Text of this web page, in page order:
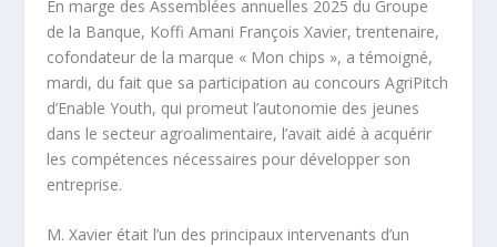
En marge des Assemblées annuelles 2025 du Groupe
de la Banque, Koffi Amani François Xavier, trentenaire,
cofondateur de la marque « Mon chips », a témoigné,
mardi, du fait que sa participation au concours AgriPitch
d’Enable Youth, qui promeut l’autonomie des jeunes
dans le secteur agroalimentaire, l’avait aidé à acquérir
les compétences nécessaires pour développer son
entreprise.
M. Xavier était l’un des principaux intervenants d’un